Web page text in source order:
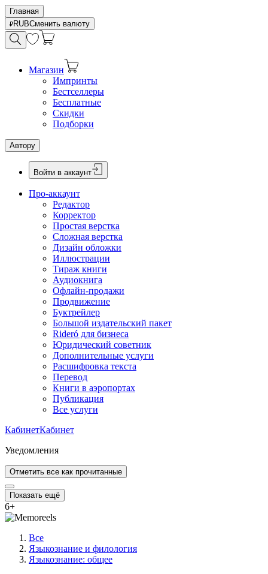
Главная
RUBСменить валюту
Магазин
Импринты
Бестселлеры
Бесплатные
Скидки
Подборки
Автору
Войти в аккаунт
Про-аккаунт
Редактор
Корректор
Простая верстка
Сложная верстка
Дизайн обложки
Иллюстрации
Тираж книги
Аудиокнига
Офлайн-продажи
Продвижение
Буктрейлер
Большой издательский пакет
Rideró для бизнеса
Юридический советник
Дополнительные услуги
Расшифровка текста
Перевод
Книги в аэропортах
Публикация
Все услуги
КабинетКабинет
Уведомления
Отметить все как прочитанные
Показать ещё
6+
Все
Языкознание и филология
Языкознание: общее